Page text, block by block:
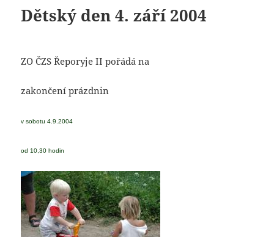
Dětský den 4. září 2004
ZO ČZS Řeporyje II pořádá na
zakončení prázdnin
v sobotu 4.9.2004
od 10,30 hodin